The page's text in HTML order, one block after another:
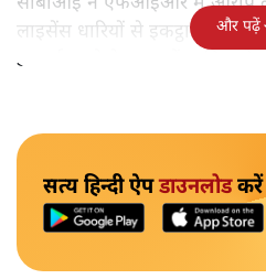
लाइसेंस धारियों से इकट्ठा किए
डाइवर्ट करने के काम में शामिल थे।
और पढ़ें
सत्य हिन्दी ऐपडाउनलोडकरें